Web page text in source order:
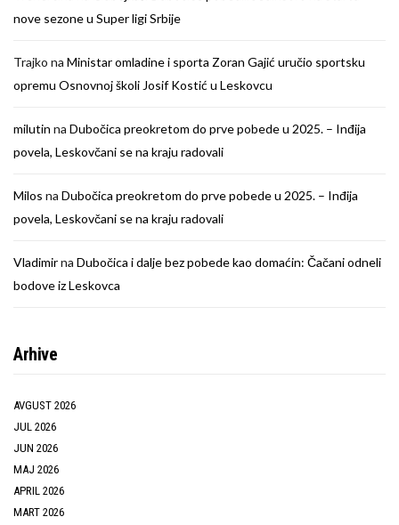
nove sezone u Super ligi Srbije
Trajko na Ministar omladine i sporta Zoran Gajić uručio sportsku
opremu Osnovnoj školi Josif Kostić u Leskovcu
milutin na Dubočica preokretom do prve pobede u 2025. – Inđija
povela, Leskovčani se na kraju radovali
Milos na Dubočica preokretom do prve pobede u 2025. – Inđija
povela, Leskovčani se na kraju radovali
Vladimirna Dubočica i dalje bez pobede kao domaćin: Čačani odneli
bodove iz Leskovca
Arhive
AVGUST 2026
JUL 2026
JUN 2026
MAJ 2026
APRIL 2026
MART 2026